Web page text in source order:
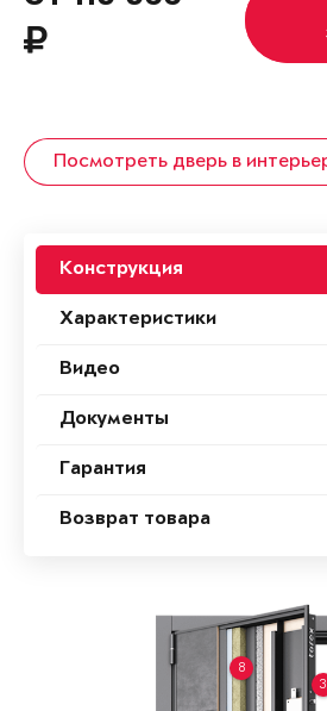
Посмотреть дверь в
Конструкция
Характеристики
Видео
Документы
Гарантия
Возврат товара
3
8